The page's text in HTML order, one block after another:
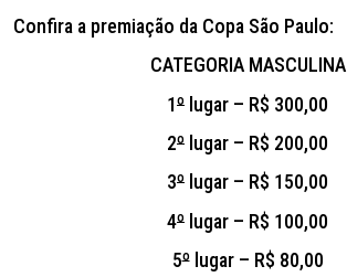
Confira a premiação da Copa São Paulo:
CATEGORIA MASCULINA
1º lugar – R$ 300,00
2º lugar – R$ 200,00
3º lugar – R$ 150,00
4º lugar – R$ 100,00
5ºlugar – R$ 80,00